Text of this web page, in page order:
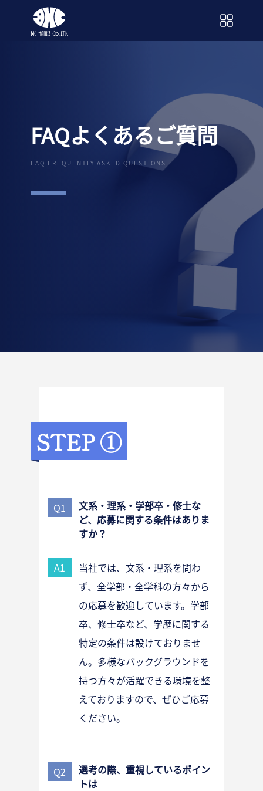
FAQよくあるご質問
FAQ FREQUENTLY ASKED QUESTIONS
STEP ①
Q1
文系・理系・学部卒・修士な
ど、応募に関する条件はありま
すか？
A1
当社では、文系・理系を問わ
ず、全学部・全学科の方々から
の応募を歓迎しています。学部
卒、修士卒など、学歴に関する
特定の条件は設けておりませ
ん。多様なバックグラウンドを
持つ方々が活躍できる環境を整
えておりますので、ぜひご応募
ください。
Q2
選考の際、重視しているポイン
トは